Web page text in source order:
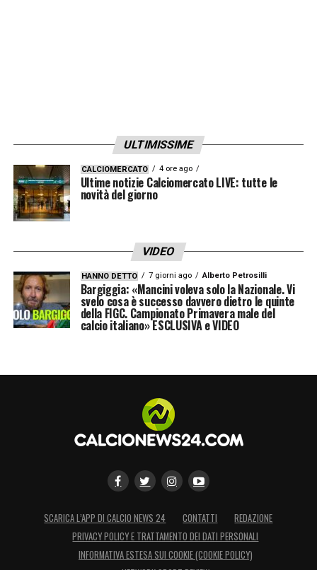
ULTIMISSIME
CALCIOMERCATO 4 ore ago
Ultime notizie Calciomercato LIVE: tutte le
novità del giorno
VIDEO
HANNO DETTO 7 giorni ago Alberto Petrosilli
Bargiggia: «Mancini voleva solo la Nazionale. Vi
svelo cosa è successo davvero dietro le quinte
della FIGC. Campionato Primavera male del
calcio italiano» ESCLUSIVA e VIDEO
SCARICA L’APP DI CALCIO NEWS 24 CONTATTI
REDAZIONE
PRIVACY POLICY E TRATTAMENTO DEI DATI PERSONALI
INFORMATIVA ESTESA SUI COOKIE (COOKIE POLICY)